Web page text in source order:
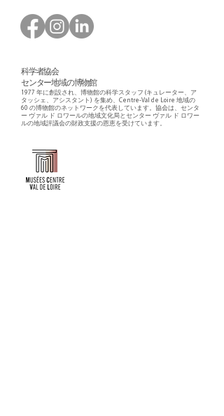
科学者協会
センター地域の博物館
1977 年に創設され、博物館の科学スタッフ (キュレーター、ア
タッシェ、アシスタント) を集め、Centre-Val de Loire 地域の
60 の博物館のネットワークを代表しています。協会は、センタ
ー ヴァル ド ロワールの地域文化局とセンター ヴァル ド ロワー
ルの地域評議会の財政支援の恩恵を受けています。